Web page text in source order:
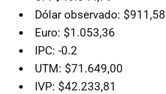
Dólar observado: $911,58
Euro: $1.053,36
IPC: -0.2
UTM: $71.649,00
IVP: $42.233,81